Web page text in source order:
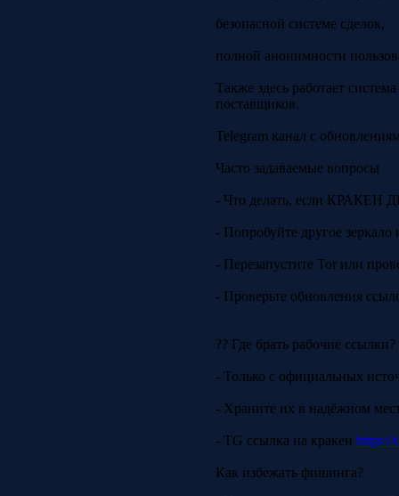
безопасной системе сделок,
полной анонимности
Также здесь работает
поставщиков.
Telegram канал с
Часто задаваемые вопросы
- Что делать, если КРАКЕН
- Попробуйте другое зеркало
- Перезапустите Tor или
- Проверьте обновления
?? Где брать рабочие ссылки?
- Только с официальных
- Храните их в надёжном
- TG ссылка на кракен https://
Как избежать фишинга?